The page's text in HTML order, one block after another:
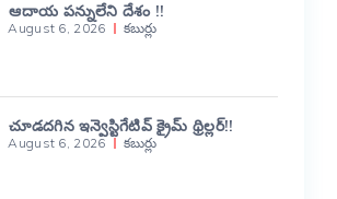
ఆదాయ పన్నులేని దేశం !!
August 6, 2026 కబుర్లు
చూడదగిన ఇన్వెస్టిగేటివ్ క్రైమ్ థ్రిల్లర్!!
August 6, 2026 కబుర్లు